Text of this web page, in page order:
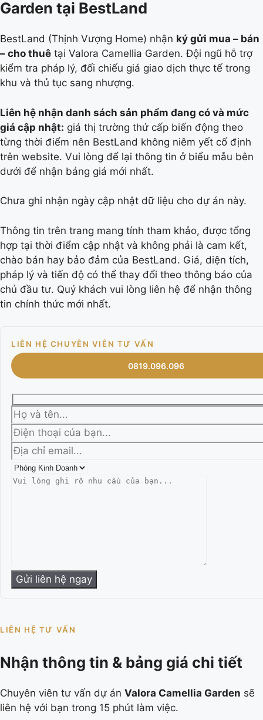
LIÊN HỆ CHUYÊN VIÊN TƯ VẤN
0819.096.096
Garden tại BestLand
BestLand (Thịnh Vượng Home) nhận ký gửi mua – bán
– cho thuê tại Valora Camellia Garden. Đội ngũ hỗ trợ
kiểm tra pháp lý, đối chiếu giá giao dịch thực tế trong
khu và thủ tục sang nhượng.
Liên hệ nhận danh sách sản phẩm đang có và mức
giá cập nhật: giá thị trường thứ cấp biến động theo
từng thời điểm nên BestLand không niêm yết cố định
trên website. Vui lòng để lại thông tin ở biểu mẫu bên
dưới để nhận bảng giá mới nhất.
Chưa ghi nhận ngày cập nhật dữ liệu cho dự án này.
Thông tin trên trang mang tính tham khảo, được tổng
hợp tại thời điểm cập nhật và không phải là cam kết,
chào bán hay bảo đảm của BestLand. Giá, diện tích,
pháp lý và tiến độ có thể thay đổi theo thông báo của
chủ đầu tư. Quý khách vui lòng liên hệ để nhận thông
tin chính thức mới nhất.
LIÊN HỆ TƯ VẤN
Nhận thông tin & bảng giá chi tiết
Chuyên viên tư vấn dự án Valora Camellia Garden sẽ
liên hệ với bạn trong 15 phút làm việc.